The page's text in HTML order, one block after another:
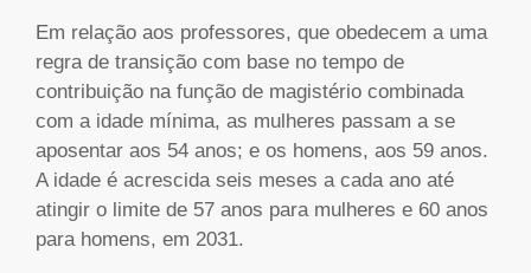
Em relação aos professores, que obedecem a uma
regra de transição com base no tempo de
contribuição na função de magistério combinada
com a idade mínima, as mulheres passam a se
aposentar aos 54 anos; e os homens, aos 59 anos.
A idade é acrescida seis meses a cada ano até
atingir o limite de 57 anos para mulheres e 60 anos
para homens, em 2031.